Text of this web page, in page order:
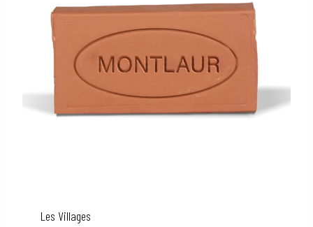
Les Villages